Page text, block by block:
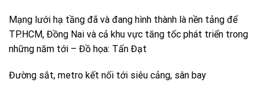
Mạng lưới hạ tầng đã và đang hình thành là nền tảng để
TP.HCM, Đồng Nai và cả khu vực tăng tốc phát triển trong
những năm tới – Đồ họa: Tấn Đạt
Đường sắt, metro kết nối tới siêu cảng, sân bay